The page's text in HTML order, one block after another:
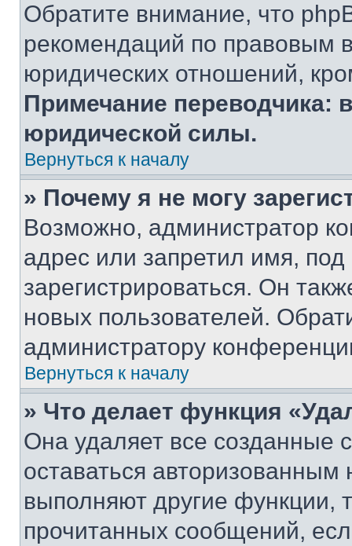
Обратите внимание, что
рекомендаций по правовым
юридических отношений,
Примечание переводчика:
юридической силы.
Вернуться к началу
» Почему я не могу
Возможно, администратор
адрес или запретил имя,
зарегистрироваться. Он
новых пользователей.
администратору
Вернуться к началу
» Что делает функция
Она удаляет все созданные
оставаться
выполняют другие функции,
прочитанных сообщений,